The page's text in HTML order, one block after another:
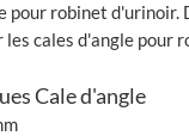
pour robinet d'urinoir.
les cales d'angle pour
Cale d'angle